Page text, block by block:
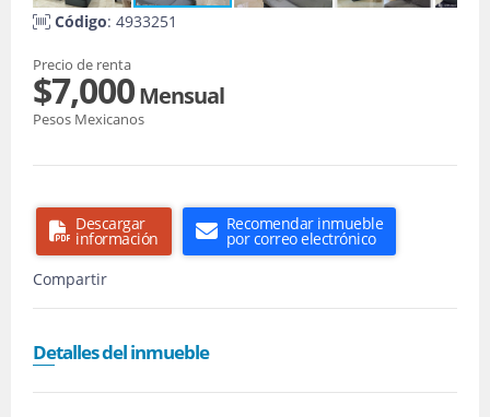
Código: 4933251
Precio de renta
$7,000Mensual
Pesos Mexicanos
Descargar
información
Recomendar inmueble
por correo electrónico
Compartir
Detalles del inmueble